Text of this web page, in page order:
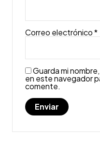
Correo electrónico*
Guarda mi
en este navegador
comente.